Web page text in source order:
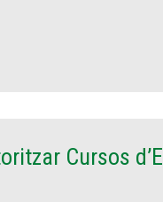
Cursos